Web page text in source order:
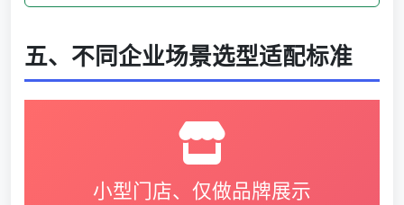
五、不同企业场景选型适配标准
小型门店、仅做品牌展示